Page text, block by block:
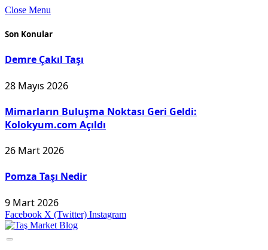
Close Menu
Son Konular
Demre Çakıl Taşı
28 Mayıs 2026
Mimarların Buluşma Noktası Geri Geldi:
Kolokyum.com Açıldı
26 Mart 2026
Pomza Taşı Nedir
9 Mart 2026
Facebook X (Twitter) Instagram